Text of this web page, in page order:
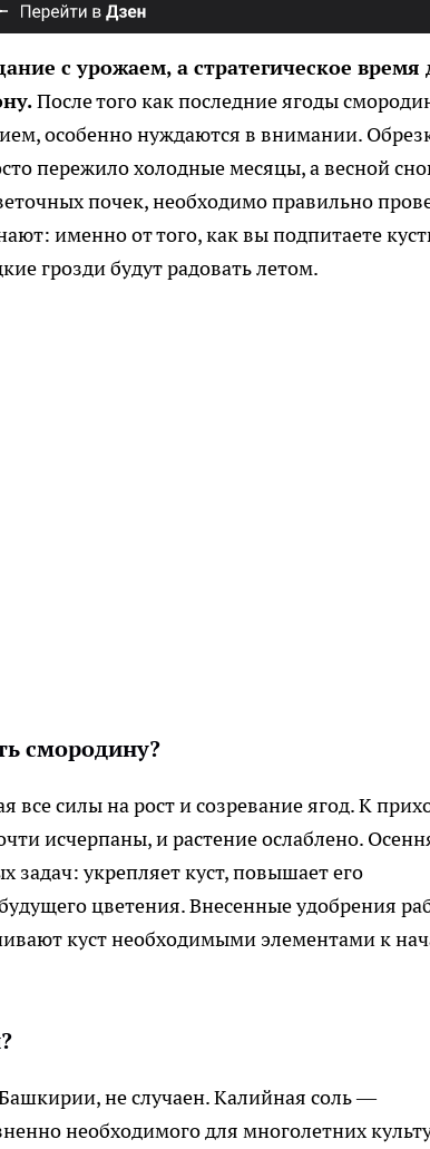
с урожаем, а стратегическое время
После того как последние ягоды
особенно нуждаются в внимании.
пережило холодные месяцы, а весной
почек, необходимо правильно
именно от того, как вы подпитаeте
грозди будут радовать летом.
смородину?
все силы на рост и созревание ягод. К
исчерпаны, и растение ослаблено.
задач: укрепляет куст, повышает его
цветения. Внесенные удобрения
куст необходимыми элементами к
не случаен. Калийная соль —
необходимого для многолетних